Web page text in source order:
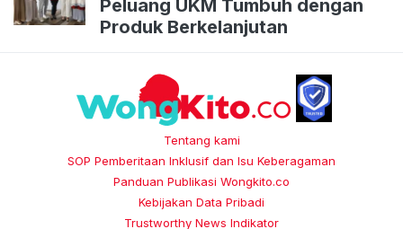
Peluang UKM Tumbuh dengan
Produk Berkelanjutan
Tentang kami
SOP Pemberitaan Inklusif dan Isu Keberagaman
Panduan Publikasi Wongkito.co
Kebijakan Data Pribadi
Trustworthy News Indikator